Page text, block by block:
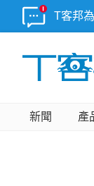
T客邦
新聞 產